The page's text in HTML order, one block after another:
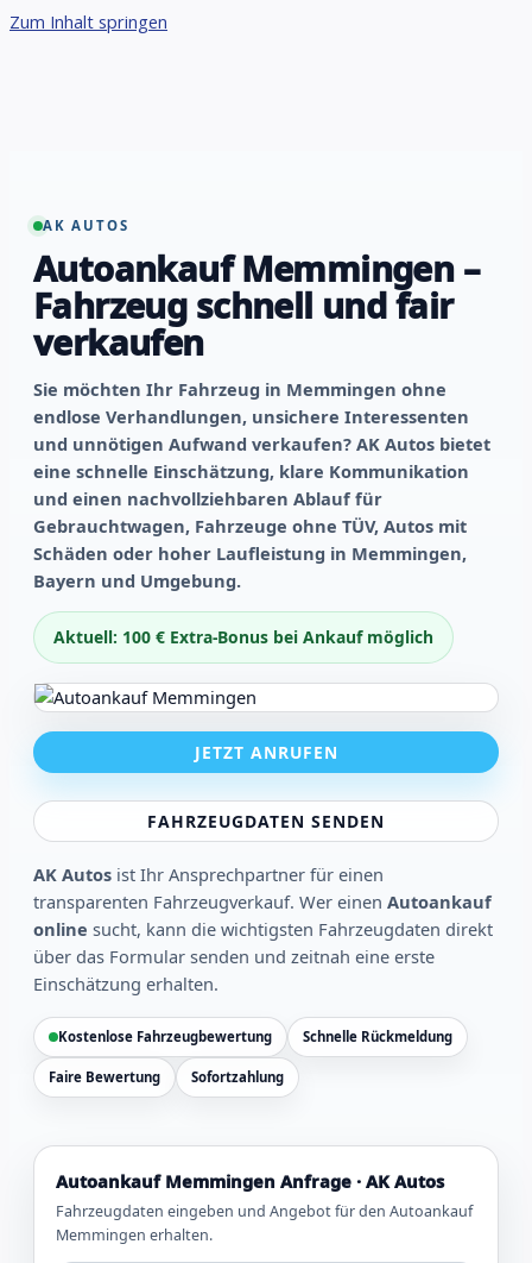
Zum Inhalt springen
AK AUTOS
Autoankauf Memmingen –
Fahrzeug schnell und fair
verkaufen
Sie möchten Ihr Fahrzeug in Memmingen ohne
endlose Verhandlungen, unsichere Interessenten
und unnötigen Aufwand verkaufen? AK Autos bietet
eine schnelle Einschätzung, klare Kommunikation
und einen nachvollziehbaren Ablauf für
Gebrauchtwagen, Fahrzeuge ohne TÜV, Autos mit
Schäden oder hoher Laufleistung in Memmingen,
Bayern und Umgebung.
Aktuell: 100 € Extra-Bonus bei Ankauf möglich
JETZT ANRUFEN
FAHRZEUGDATEN SENDEN
AK Autos ist Ihr Ansprechpartner für einen
transparenten Fahrzeugverkauf. Wer einen Autoankauf
online sucht, kann die wichtigsten Fahrzeugdaten direkt
über das Formular senden und zeitnah eine erste
Einschätzung erhalten.
Kostenlose Fahrzeugbewertung Schnelle Rückmeldung
Faire Bewertung Sofortzahlung
Autoankauf Memmingen Anfrage · AK Autos
Fahrzeugdaten eingeben und Angebot für den Autoankauf
Memmingen erhalten.